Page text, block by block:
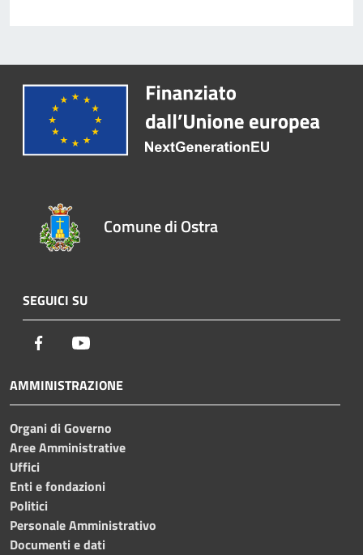
Comune di Ostra
SEGUICI SU
Facebook
AMMINISTRAZIONE
Organi di Governo
Aree Amministrative
Uffici
Enti e fondazioni
Politici
Personale Amministrativo
Documenti e dati